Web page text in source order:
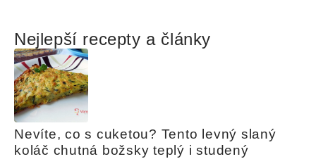
Nejlepší recepty a články
Nevíte, co s cuketou? Tento levný slaný
koláč chutná božsky teplý i studený